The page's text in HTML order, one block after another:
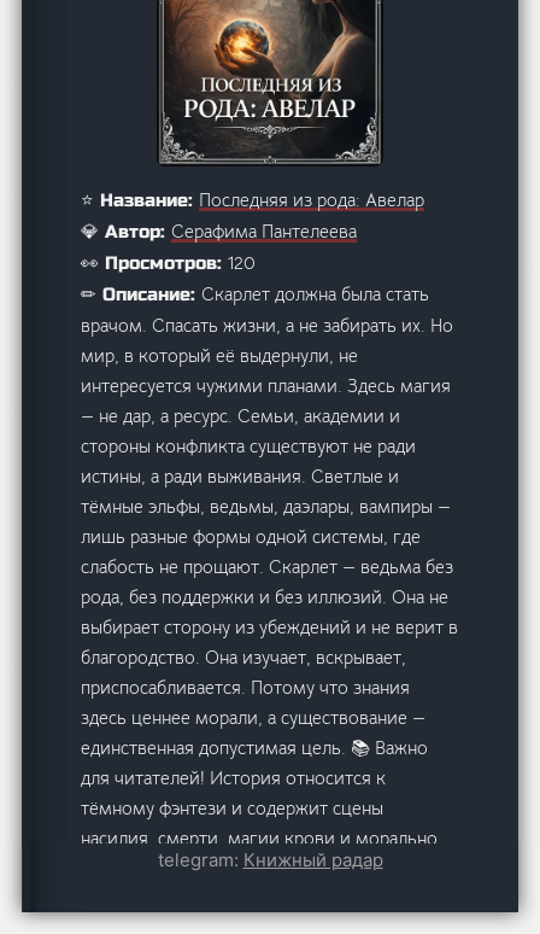
⭐ Название: Последняя из рода: Авелар
💎 Автор:Серафима Пантелеева
👀 Просмотров:120
✏ Описание:Скарлет должна была стать
врачом. Спасать жизни, а не забирать их. Но
мир, в который её выдернули, не
интересуется чужими планами. Здесь магия
— не дар, а ресурс. Семьи, академии и
стороны конфликта существуют не ради
истины, а ради выживания. Светлые и
тёмные эльфы, ведьмы, даэлары, вампиры —
лишь разные формы одной системы, где
слабость не прощают. Скарлет — ведьма без
рода, без поддержки и без иллюзий. Она не
выбирает сторону из убеждений и не верит в
благородство. Она изучает, вскрывает,
приспосабливается. Потому что знания
здесь ценнее морали, а существование —
единственная допустимая цель. 📚 Важно
для читателей! История относится к
тёмному фэнтези и содержит сцены
насилия, смерти, магии крови и морально
неоднозначные решения. Главная героиня
и действует, исходя из логики силы и
telegram: Книжный радар